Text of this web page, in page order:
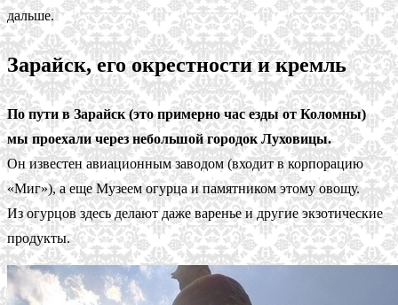
дальше.
Зарайск, его окрестности и кремль
По пути в Зарайск (это примерно час езды от Коломны)
мы проехали через небольшой городок Луховицы.
Он известен авиационным заводом (входит в корпорацию
«Миг»), а еще Музеем огурца и памятником этому овощу.
Из огурцов здесь делают даже варенье и другие экзотические
продукты.